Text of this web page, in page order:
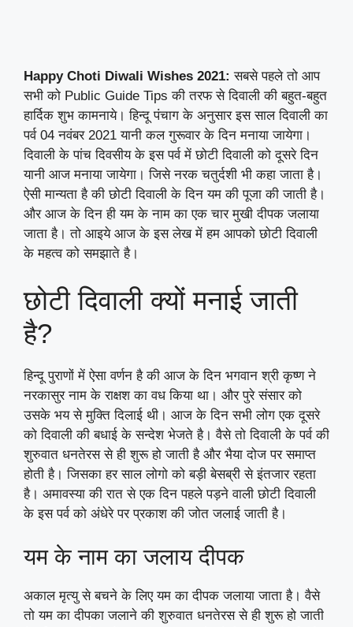
Happy Choti Diwali Wishes 2021: सबसे पहले तो आप
सभी को Public Guide Tips की तरफ से दिवाली की बहुत-बहुत
हार्दिक शुभ कामनाये। हिन्दू पंचाग के अनुसार इस साल दिवाली का
पर्व 04 नवंबर 2021 यानी कल गुरूवार के दिन मनाया जायेगा।
दिवाली के पांच दिवसीय के इस पर्व में छोटी दिवाली को दूसरे दिन
यानी आज मनाया जायेगा। जिसे नरक चतुर्दशी भी कहा जाता है।
ऐसी मान्यता है की छोटी दिवाली के दिन यम की पूजा की जाती है।
और आज के दिन ही यम के नाम का एक चार मुखी दीपक जलाया
जाता है। तो आइये आज के इस लेख में हम आपको छोटी दिवाली
के महत्व को समझाते है।
छोटी दिवाली क्यों मनाई जाती
है?
हिन्दू पुराणों में ऐसा वर्णन है की आज के दिन भगवान श्री कृष्ण ने
नरकासुर नाम के राक्षश का वध किया था। और पुरे संसार को
उसके भय से मुक्ति दिलाई थी। आज के दिन सभी लोग एक दूसरे
को दिवाली की बधाई के सन्देश भेजते है। वैसे तो दिवाली के पर्व की
शुरुवात धनतेरस से ही शुरू हो जाती है और भैया दोज पर समाप्त
होती है। जिसका हर साल लोगो को बड़ी बेसब्री से इंतजार रहता
है। अमावस्या की रात से एक दिन पहले पड़ने वाली छोटी दिवाली
के इस पर्व को अंधेरे पर प्रकाश की जोत जलाई जाती है।
यम के नाम का जलाय दीपक
अकाल मृत्यु से बचने के लिए यम का दीपक जलाया जाता है। वैसे
तो यम का दीपका जलाने की शुरुवात धनतेरस से ही शुरू हो जाती